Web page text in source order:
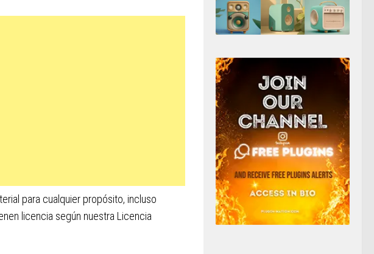
para cualquier propósito, incluso
licencia según nuestra Licencia